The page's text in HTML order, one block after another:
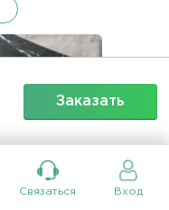
Связаться Вход
Заказать